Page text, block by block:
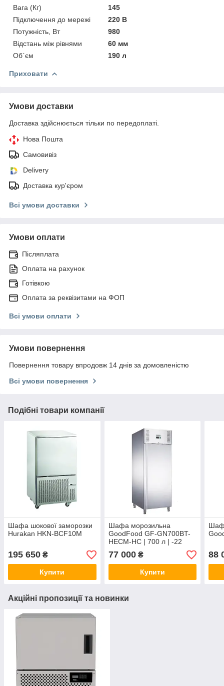
Вага (Кг)
145
Підключення до мережі
220 В
Потужність, Вт
980
Відстань між рівнями
60 мм
Об`єм
190 л
Приховати
Умови доставки
Доставка здійснюється тільки по передоплаті.
Нова Пошта
Самовивіз
Delivery
Доставка кур'єром
Всі умови доставки
Умови оплати
Післяплата
Оплата на рахунок
Готівкою
Оплата за реквізитами на ФОП
Всі умови оплати
Умови повернення
Повернення товару впродовж 14 днів за домовленістю
Всі умови повернення
Подібні товари компанії
Шафа шокової заморозки
Hurakan HKN-BCF10M
195 650 ₴
Купити
Шафа морозильна
GoodFood GF-GN700BT-
HECM-HC | 700 л | -22
～-18℃ | 280 Вт | 220-240
В
77 000₴
Купити
88
Акційні пропозиції та новинки